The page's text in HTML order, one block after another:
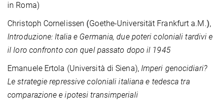
in Roma)
Christoph Cornelissen (Goethe-Universität Frankfurt a.M.),
Introduzione: Italia e Germania, due poteri coloniali tardivi e
il loro confronto con quel passato dopo il 1945
Emanuele Ertola (Università di Siena), Imperi genocidiari?
Le strategie repressive coloniali italiana e tedesca tra
comparazione e ipotesi transimperiali